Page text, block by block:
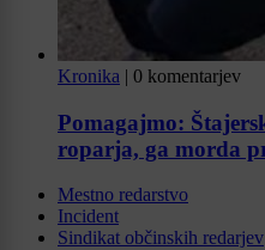
Kronika | 0 komentarjev
Pomagajmo:
roparja, ga morda
Mestno redarstvo
Incident
Sindikat občinskih redarjev